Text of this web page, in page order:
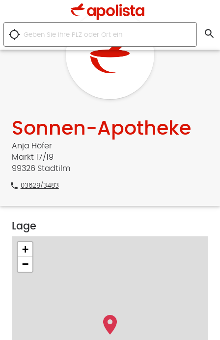
location_searching search
Sonnen-Apotheke
Anja Höfer
Markt 17/19
99326 Stadtilm
phone 03629/3483
Lage
+
−